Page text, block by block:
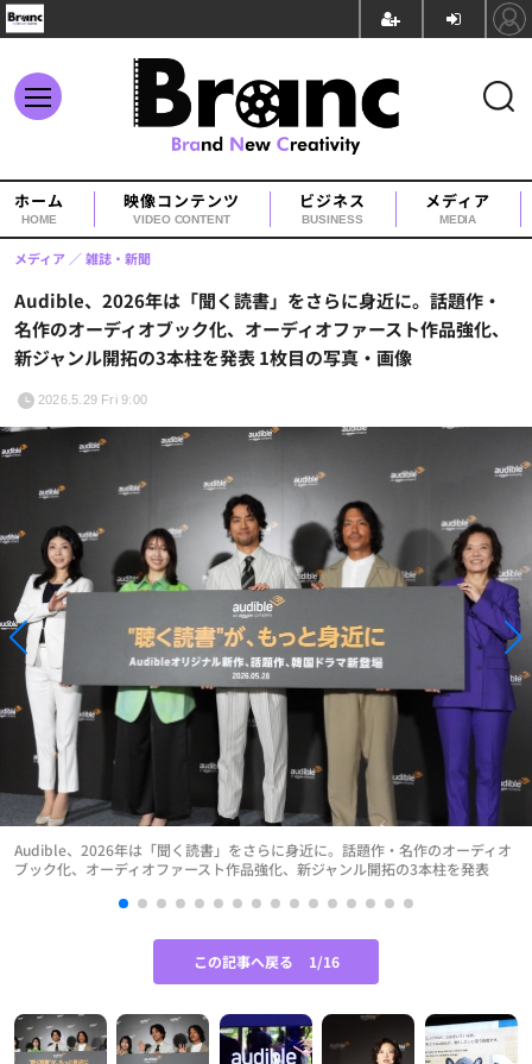
ホーム
HOME
映像コンテンツ
VIDEO CONTENT
ビジネス
BUSINESS
メディア
MEDIA
Audible、2026年は「聞く読書」をさらに身近に。話題作・
名作のオーディオブック化、オーディオファースト作品強化、
新ジャンル開拓の3本柱を発表 1枚目の写真・画像
メディア 雑誌・新聞
2026.5.29 Fri 9:00
Audible、2026年は「聞く読書」をさらに身近に。話題作・名作のオーディオ
ブック化、オーディオファースト作品強化、新ジャンル開拓の3本柱を発表
この記事へ戻る 1/16